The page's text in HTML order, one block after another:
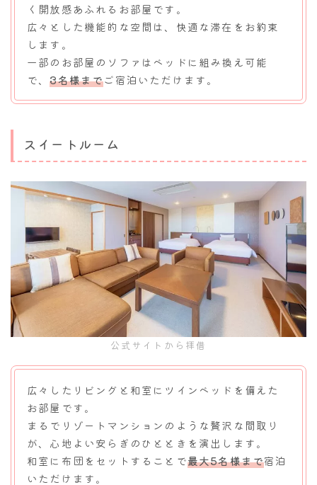
く開放感あふれるお部屋です。
広々とした機能的な空間は、快適な滞在をお約束
します。
一部のお部屋のソファはベッドに組み換え可能
で、3名様までご宿泊いただけます。
スイートルーム
公式サイトから拝借
広々したリビングと和室にツインベッドを備えた
お部屋です。
まるでリゾートマンションのような贅沢な間取り
が、心地よい安らぎのひとときを演出します。
和室に布団をセットすることで最大5名様まで宿泊
いただけます。